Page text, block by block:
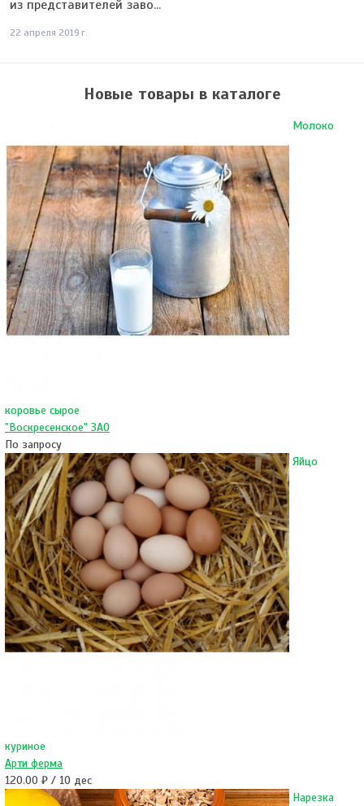
из представителей заво...
22 апреля 2019 г.
Новые товары в каталоге
Молоко
коровье сырое
"Воскресенское" ЗАО
По запросу
Яйцо
куриное
Арти ферма
120.00 ₽ / 10 дес
Нарезка